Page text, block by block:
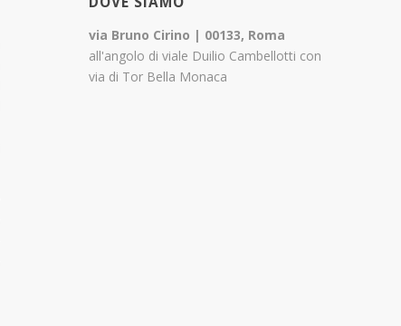
via Bruno Cirino | 00133, Roma
all'angolo di viale Duilio Cambellotti con
via di Tor Bella Monaca